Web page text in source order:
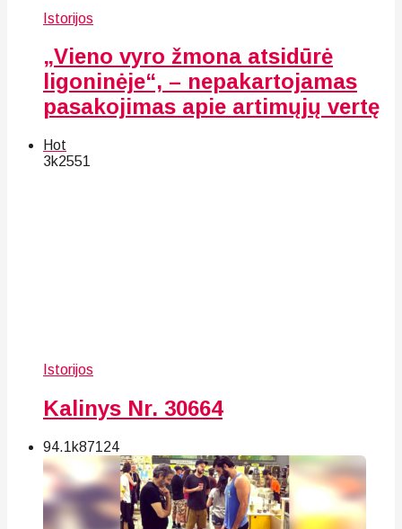
Istorijos
„Vieno vyro žmona atsidūrė
ligoninėje“, – nepakartojamas
pasakojimas apie artimųjų vertę
Hot
3k2551
Istorijos
Kalinys Nr. 30664
94.1k87124